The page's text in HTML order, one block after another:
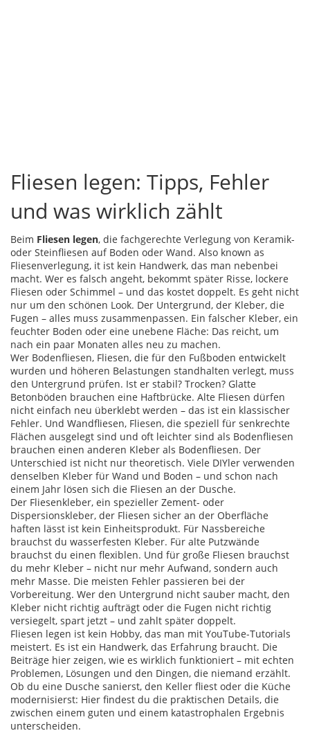
Fliesen legen: Tipps, Fehler
und was wirklich zählt
Beim Fliesen legen, die fachgerechte Verlegung von Keramik-
oder Steinfliesen auf Boden oder Wand. Also known as
Fliesenverlegung, it ist kein Handwerk, das man nebenbei
macht. Wer es falsch angeht, bekommt später Risse, lockere
Fliesen oder Schimmel – und das kostet doppelt. Es geht nicht
nur um den schönen Look. Der Untergrund, der Kleber, die
Fugen – alles muss zusammenpassen. Ein falscher Kleber, ein
feuchter Boden oder eine unebene Fläche: Das reicht, um
nach ein paar Monaten alles neu zu machen.
Wer Bodenfliesen, Fliesen, die für den Fußboden entwickelt
wurden und höheren Belastungen standhalten verlegt, muss
den Untergrund prüfen. Ist er stabil? Trocken? Glatte
Betonböden brauchen eine Haftbrücke. Alte Fliesen dürfen
nicht einfach neu überklebt werden – das ist ein klassischer
Fehler. Und Wandfliesen, Fliesen, die speziell für senkrechte
Flächen ausgelegt sind und oft leichter sind als Bodenfliesen
brauchen einen anderen Kleber als Bodenfliesen. Der
Unterschied ist nicht nur theoretisch. Viele DIYler verwenden
denselben Kleber für Wand und Boden – und schon nach
einem Jahr lösen sich die Fliesen an der Dusche.
Der Fliesenkleber, ein spezieller Zement- oder
Dispersionskleber, der Fliesen sicher an der Oberfläche
haften lässt ist kein Einheitsprodukt. Für Nassbereiche
brauchst du wasserfesten Kleber. Für alte Putzwände
brauchst du einen flexiblen. Und für große Fliesen brauchst
du mehr Kleber – nicht nur mehr Aufwand, sondern auch
mehr Masse. Die meisten Fehler passieren bei der
Vorbereitung. Wer den Untergrund nicht sauber macht, den
Kleber nicht richtig aufträgt oder die Fugen nicht richtig
versiegelt, spart jetzt – und zahlt später doppelt.
Fliesen legen ist kein Hobby, das man mit YouTube-Tutorials
meistert. Es ist ein Handwerk, das Erfahrung braucht. Die
Beiträge hier zeigen, wie es wirklich funktioniert – mit echten
Problemen, Lösungen und den Dingen, die niemand erzählt.
Ob du eine Dusche sanierst, den Keller fliest oder die Küche
modernisierst: Hier findest du die praktischen Details, die
zwischen einem guten und einem katastrophalen Ergebnis
unterscheiden.